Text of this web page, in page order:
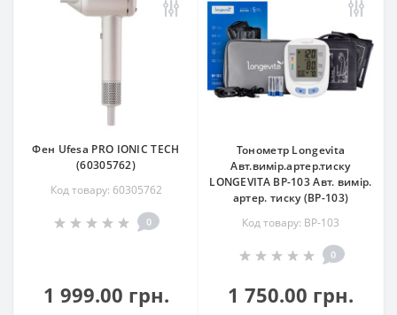
Фен Ufesa PRO IONIC TECH
(60305762)
Код товару: 60305762
0
1 999.00 грн.
Тонометр Longevita
Авт.вимір.артер.тиску
LONGEVITA BP-103 Авт. вимір.
артер. тиску (BP-103)
Код товару: BP-103
0
1 750.00 грн.